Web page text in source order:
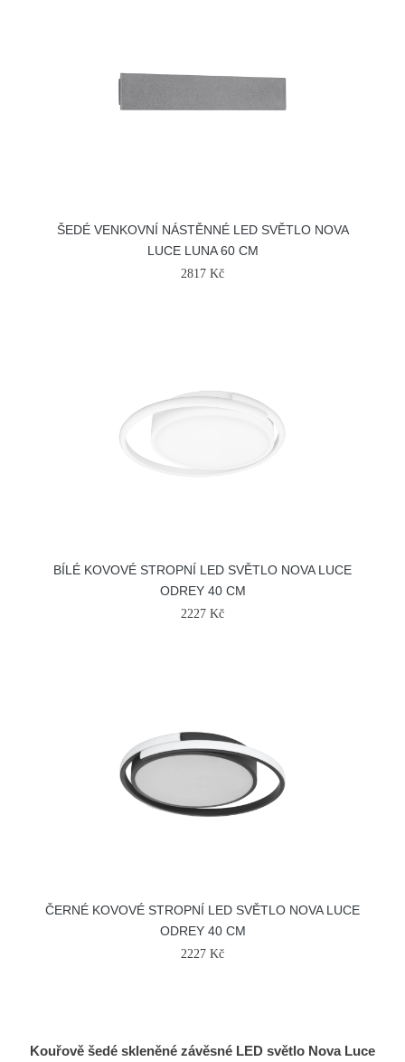
ŠEDÉ VENKOVNÍ NÁSTĚNNÉ LED SVĚTLO NOVA
LUCE LUNA 60 CM
2817 Kč
BÍLÉ KOVOVÉ STROPNÍ LED SVĚTLO NOVA LUCE
ODREY 40 CM
2227 Kč
ČERNÉ KOVOVÉ STROPNÍ LED SVĚTLO NOVA LUCE
ODREY 40 CM
2227 Kč
Kouřově šedé skleněné závěsné LED světlo Nova Luce